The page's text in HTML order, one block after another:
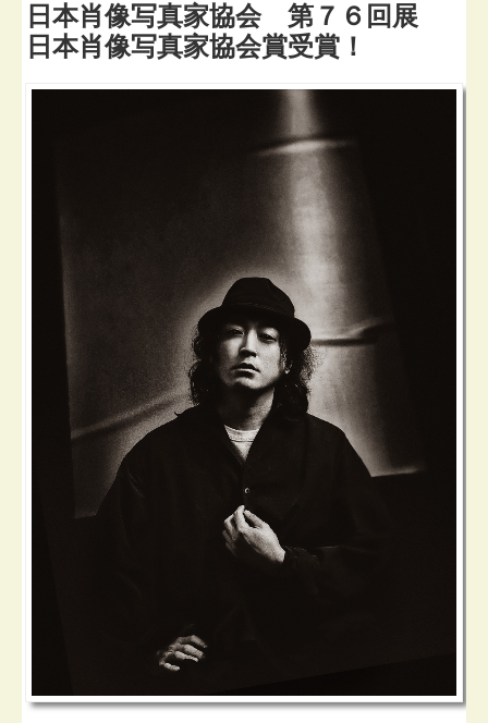
日本肖像写真家協会 第７６回展
日本肖像写真家協会賞受賞！